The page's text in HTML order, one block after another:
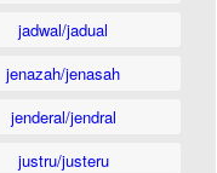
jadwal/jadual
jenazah/jenasah
jenderal/jendral
justru/justeru